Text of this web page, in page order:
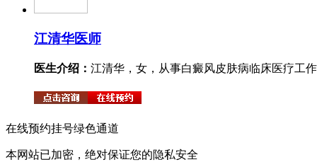
江清华医师
医生介绍： 江清华，女，从事白癜风皮肤病临床医疗工
在线预约挂号绿色通道
本网站已加密，绝对保证您的隐私安全